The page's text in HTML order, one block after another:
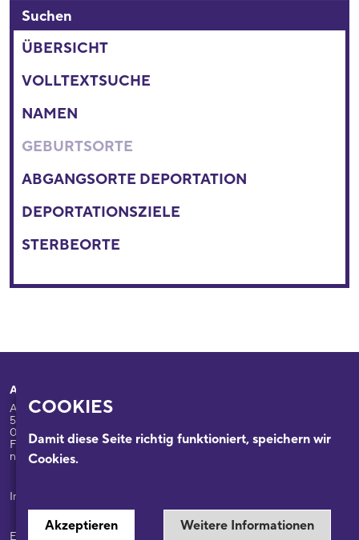
COOKIES
Damit diese Seite richtig funktioniert, speichern wir
Cookies.
Akzeptieren Weitere Informationen
Suchen
ÜBERSICHT
VOLLTEXTSUCHE
NAMEN
GEBURTSORTE
ABGANGSORTE DEPORTATION
DEPORTATIONSZIELE
STERBEORTE
Adresse
Appellhofplatz 23-25
50667 Köln
0221/221-26332
Führungen: 0221/2212-6331
nsdok@stadt-koeln.de
Impressum / Datenschutz
Ein Museum der
Programm